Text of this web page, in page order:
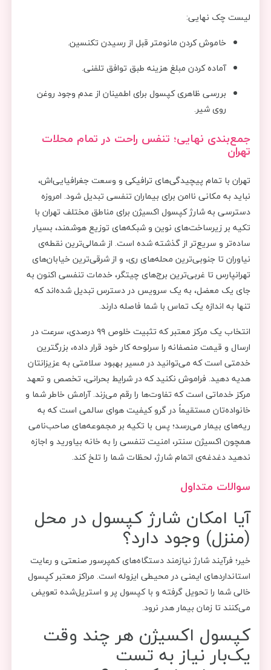
لیست چک نهایی:
خاموش کردن مانومتر قبل از رسیدن تکنسین.
آماده کردن مبلغ هزینه طبق توافق تلفنی.
بررسی ظاهری کپسول برای اطمینان از عدم وجود روغن
روی شیر.
جمع‌بندی نهایی؛ تنفس راحت در تمام محلات
تهران
تهران با تمام پیچیدگی‌های ترافیکی و وسعت جغرافیایی‌اش،
نباید به مکانی ناامن برای بیماران تنفسی تبدیل شود. امروزه
دسترسی به شارژ کپسول اکسیژن برای مناطق مختلف تهران با
تکیه بر زیرساخت‌های نوین و شبکه‌های توزیع هوشمند، بسیار
ساده‌تر و سریع‌تر از گذشته شده است. از شمالی‌ترین نقطه‌ی
نیاوران تا جنوبی‌ترین محله‌های ری، و از شرقی‌ترین خیابان‌های
تهرانپارس تا غربی‌ترین برج‌های چیتگر، خدمات تنفسی اکنون به
جای یک معضل، به یک سرویس در دسترس تبدیل شده‌اند که
تنها به اندازه یک تماس با شما فاصله دارند.
انتخاب یک مرکز معتبر که تثبیت خلوص ۹۹ درصدی، سرعت در
ارسال و قیمت منصفانه را سرلوحه کار خود قرار داده، بزرگترین
خدمتی است که می‌توانید در مسیر بهبود سلامتی به عزیزانتان
هدیه دهید. فراموش نکنید که در شرایط بحرانی، تخصص و تعهد
مرکز خدماتی است که تفاوت‌ها را رقم می‌زند. آرامش خاطر شما و
خانواده‌تان مستقیماً در گرو کیفیت هوای سالمی است که به
ریه‌های بیمار می‌رسد؛ پس با تکیه بر مجموعه‌های صاحب‌نامی
همچون اکسیژن سنتر، امنیت تنفسی را به خانه بیاورید و اجازه
ندهید دغدغه‌ی اتمام شارژ، لحظات شما را تلخ کند.
سوالات متداول
آیا امکان شارژ کپسول در محل
(منزل) وجود دارد؟
خیر؛ فرآیند شارژ نیازمند دستگاه‌های کمپرسور صنعتی و رعایت
استانداردهای ایمنی در محیطی ایزوله است. مراکز معتبر کپسول
خالی شما را تحویل گرفته و با کپسول پر و استریل‌شده تعویض
می‌کنند تا زمان بیمار هدر نرود.
کپسول اکسیژن هر چند وقت
یک‌بار نیاز به تست